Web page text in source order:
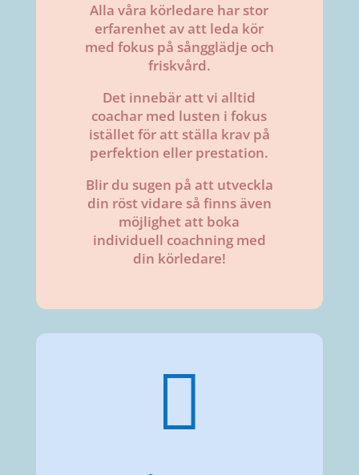
Alla våra körledare har stor
erfarenhet av att leda kör
med fokus på sångglädje och
friskvård.
Det innebär att vi alltid
coachar med lusten i fokus
istället för att ställa krav på
perfektion eller prestation.
Blir du sugen på att utveckla
din röst vidare så finns även
möjlighet att boka
individuell coachning med
din körledare!
